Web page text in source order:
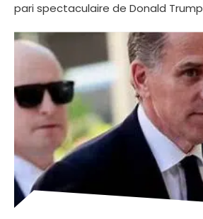
pari spectaculaire de Donald Trump